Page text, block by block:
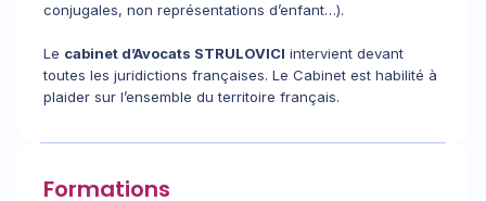
conjugales, non représentations d’enfant…).
Le cabinet d’Avocats STRULOVICI intervient devant
toutes les juridictions françaises. Le Cabinet est habilité à
plaider sur l’ensemble du territoire français.
Formations